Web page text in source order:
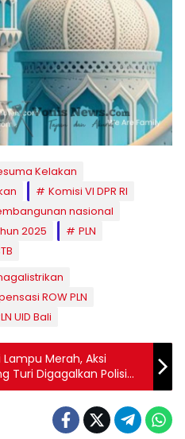
Kelakan
Komisi VI DPR RI
nasional
2025
PLN
ROW PLN
UID Bali
Merah, Aksi
Turi Digagalkan Polisi